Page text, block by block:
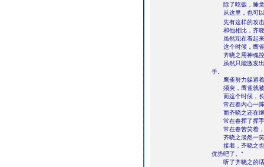
除了吃饭，睡觉
从这里，也可以
先有这样的攻击
和他相比，齐晓
虽然现在看起来
这个时候，鹰雀
齐晓之用神魂控
虽然只能激发出
手。
鹰雀努力躲避着
须臾，鹰雀就被
而这个时候，长
常在春内心一阵
而齐晓之还在继
常在春挥了挥手
常在春苦笑着，
齐晓之淡然一笑
接着，齐晓之也
优势吧了。”
听了齐晓之的话